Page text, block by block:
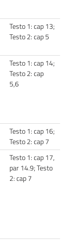
Testo 1: cap 13;
Testo 2: cap 5
Testo 1: cap 14;
Testo 2: cap
5,6
Testo 1: cap 16;
Testo 2: cap 7
Testo 1: cap 17,
par 14.9; Testo
2: cap 7